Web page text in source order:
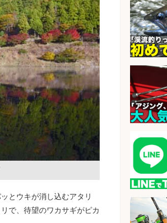
とウキが消し込むアタリ
で、待望のワカサギがピカ